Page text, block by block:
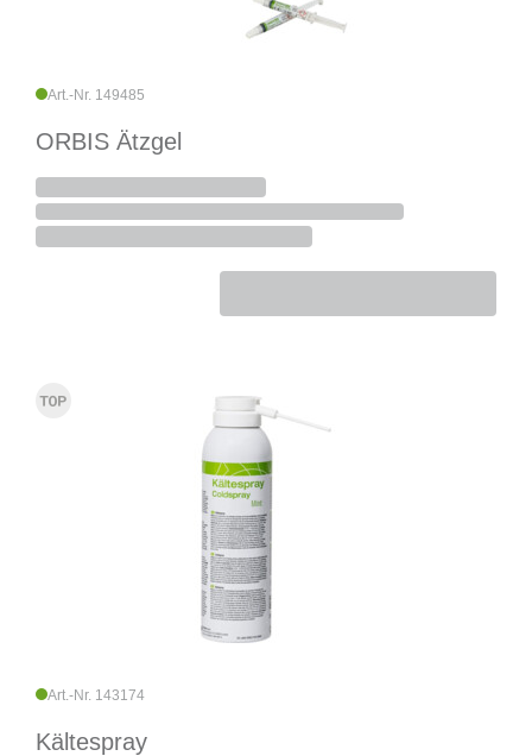
Art.-Nr. 149485
ORBIS Ätzgel
Art.-Nr. 143174
Kältespray